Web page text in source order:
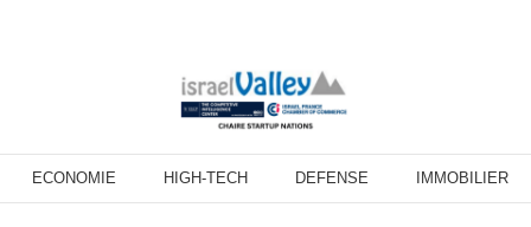
ECONOMIE HIGH-TECH DEFENSE IMMOBILIER